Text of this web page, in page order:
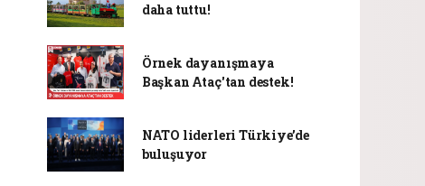
daha tuttu!
Örnek dayanışmaya
Başkan Ataç'tan destek!
NATO liderleri Türkiye’de
buluşuyor